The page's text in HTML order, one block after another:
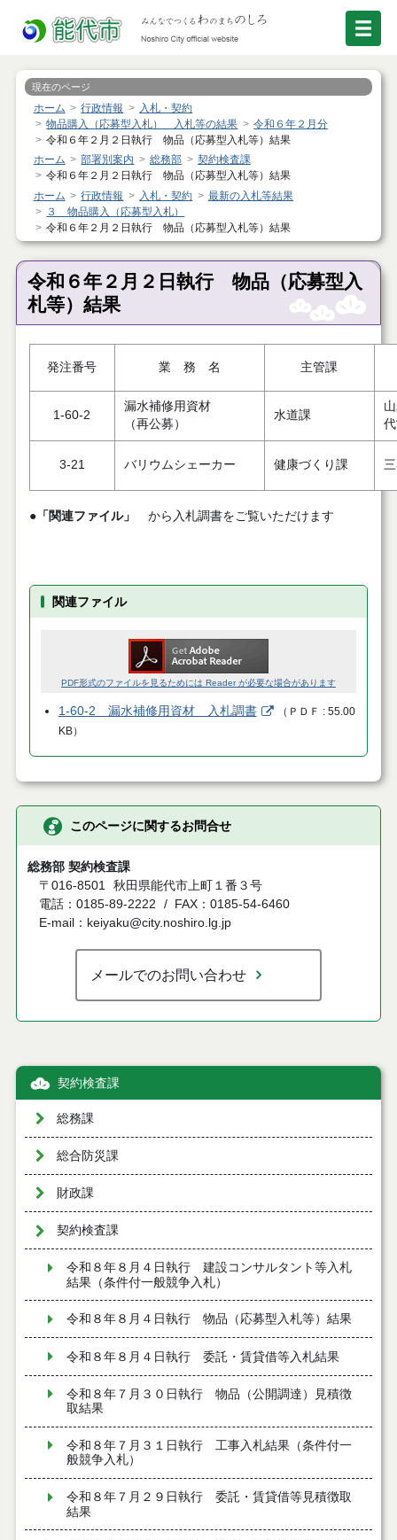
現在のページ
ホーム 行政情報
入札・契約
物品購入（応募型入札） 入札等の結果
令和６年２月分
令和６年２月２日執行 物品（応募型入札等）結果
ホーム
部署別案内 総務部
契約検査課
令和６年２月２日執行 物品（応募型入札等）結果
ホーム
行政情報 入札・契約
最新の入札等結果
３ 物品購入（応募型入札）
令和６年２月２日執行 物品（応募型入札等）結果
令和６年２月２日執行 物品（応募型入
札等）結果
発注番号 業 務 名 主管課
1-60-2
漏水補修用資材
（再公募）
水道課
3-21 バリウムシェーカー 健康づくり課
●「関連ファイル」 から入札調書をご覧いただけます
関連ファイル
PDF形式のファイルを見るためには Reader が必要な場合があります
1-60-2 漏水補修用資材 入札調書 （ ＰＤＦ
55.00
KB）
このページに関するお問合せ
総務部 契約検査課
〒016-8501 秋田県能代市上町１番３号
電話：0185-89-2222
FAX：0185-54-6460
E-mail：keiyaku@city.noshiro.lg.jp
メールでのお問い合わせ
契約検査課
総務課
総合防災課
財政課
契約検査課
令和８年８月４日執行 建設コンサルタント等入札
結果（条件付一般競争入札）
令和８年８月４日執行 物品（応募型入札等）結果
令和８年８月４日執行 委託・賃貸借等入札結果
令和８年７月３０日執行 物品（公開調達）見積徴
取結果
令和８年７月３１日執行 工事入札結果（条件付一
般競争入札）
令和８年７月２９日執行 委託・賃貸借等見積徴取
結果